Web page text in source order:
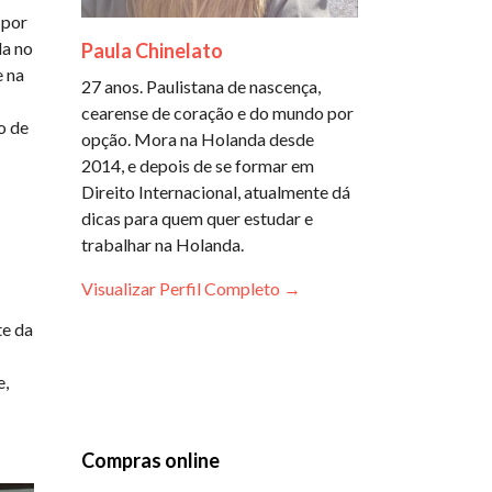
por
no
na
de
da
Paula Chinelato
27 anos. Paulistana de nascença,
cearense de coração e do mundo por
opção. Mora na Holanda desde
2014, e depois de se formar em
Direito Internacional, atualmente dá
dicas para quem quer estudar e
trabalhar na Holanda.
Visualizar Perfil Completo →
Compras online